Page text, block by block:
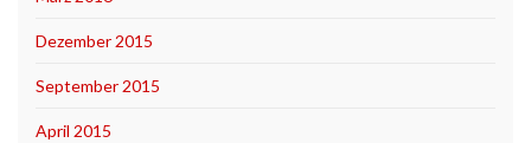
Dezember 2015
September 2015
April 2015